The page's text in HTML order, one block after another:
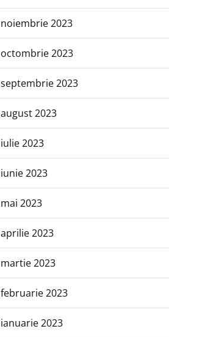
noiembrie 2023
octombrie 2023
septembrie 2023
august 2023
iulie 2023
iunie 2023
mai 2023
aprilie 2023
martie 2023
februarie 2023
ianuarie 2023